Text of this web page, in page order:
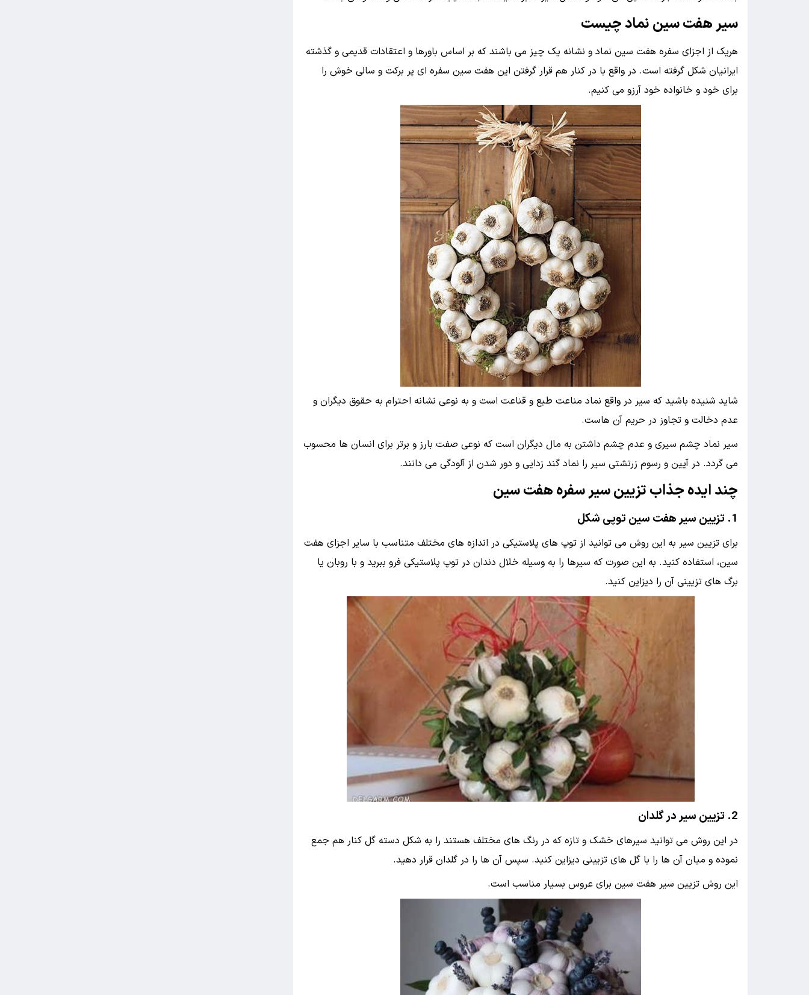
سیر هفت سین نماد چیست
هریک از اجزای سفره هفت سین نماد و نشانه یک چیز می باشند که بر اساس باورها و اعتقادات قدیمی و گذشته
ایرانیان شکل گرفته است. در واقع با در کنار هم قرار گرفتن این هفت سین سفره ای پر برکت و سالی خوش را
برای خود و خانواده خود آرزو می کنیم.
شاید شنیده باشید که سیر در واقع نماد مناعت طبع و قناعت است و به نوعی نشانه احترام به حقوق دیگران و
عدم دخالت و تجاوز در حریم آن هاست.
سیر نماد چشم سیری و عدم چشم داشتن به مال دیگران است که نوعی صفت بارز و برتر برای انسان ها محسوب
می گردد. در آیین و رسوم زرتشتی سیر را نماد گند زدایی و دور شدن از آلودگی می دانند.
چند ایده جذاب تزیین سیر سفره هفت سین
1. تزیین سیر هفت سین توپی شکل
برای تزیین سیر به این روش می توانید از توپ های پلاستیکی در اندازه های مختلف متناسب با سایر اجزای هفت
سین، استفاده کنید. به این صورت که سیرها را به وسیله خلال دندان در توپ پلاستیکی فرو ببرید و با روبان یا
برگ های تزیینی آن را دیزاین کنید.
2. تزیین سیر در گلدان
در این روش می توانید سیرهای خشک و تازه که در رنگ های مختلف هستند را به شکل دسته گل کنار هم جمع
نموده و میان آن ها را با گل های تزیینی دیزاین کنید. سپس آن ها را در گلدان قرار دهید.
این روش تزیین سیر هفت سین برای عروس بسیار مناسب است.